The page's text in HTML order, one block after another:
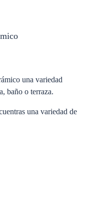
una variedad
baño o terraza.
una variedad de